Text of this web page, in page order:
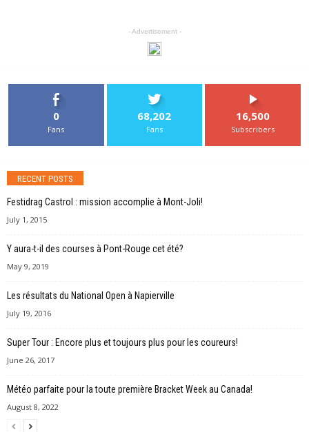
- Advertisement -
0
Fans
68,202
Fans
16,500
Subscribers
RECENT POSTS
Festidrag Castrol : mission accomplie à Mont-Joli!
July 1, 2015
Y aura-t-il des courses à Pont-Rouge cet été?
May 9, 2019
Les résultats du National Open à Napierville
July 19, 2016
Super Tour : Encore plus et toujours plus pour les coureurs!
June 26, 2017
Météo parfaite pour la toute première Bracket Week au Canada!
August 8, 2022